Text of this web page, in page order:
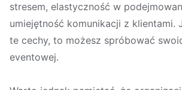
stresem, elastyczność w
umiejętność komunikacji z klientami.
te cechy, to możesz spróbować
eventowej.